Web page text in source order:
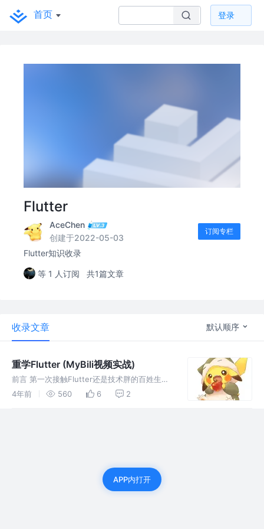
首页 登录
Flutter
AceChen
创建于2022-05-03
订阅专栏
Flutter知识收录
等 1 人订阅 共1篇文章
收录文章 默认顺序
重学Flutter (MyBili视频实战)
前言 第一次接触Flutter还是技术胖的百姓生活
+,转眼间几年过去了,Flutter都升级到了2.+版
4年前 560 6 2
APP内打开